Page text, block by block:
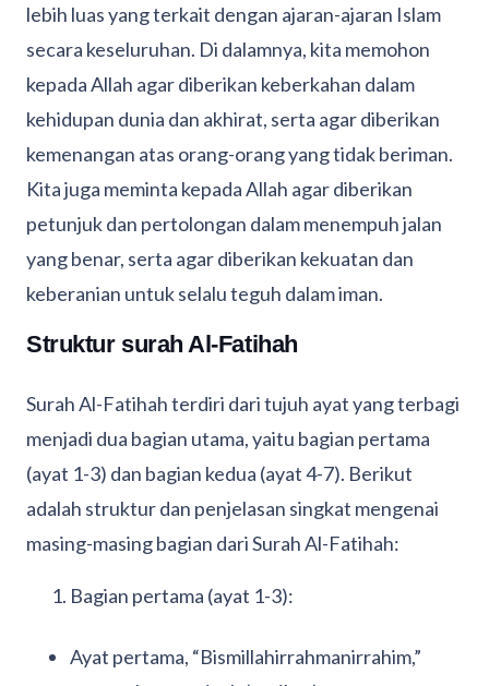
lebih luas yang terkait dengan ajaran-ajaran Islam
secara keseluruhan. Di dalamnya, kita memohon
kepada Allah agar diberikan keberkahan dalam
kehidupan dunia dan akhirat, serta agar diberikan
kemenangan atas orang-orang yang tidak beriman.
Kita juga meminta kepada Allah agar diberikan
petunjuk dan pertolongan dalam menempuh jalan
yang benar, serta agar diberikan kekuatan dan
keberanian untuk selalu teguh dalam iman.
Struktur surah Al-Fatihah
Surah Al-Fatihah terdiri dari tujuh ayat yang terbagi
menjadi dua bagian utama, yaitu bagian pertama
(ayat 1-3) dan bagian kedua (ayat 4-7). Berikut
adalah struktur dan penjelasan singkat mengenai
masing-masing bagian dari Surah Al-Fatihah:
Bagian pertama (ayat 1-3):
Ayat pertama, “Bismillahirrahmanirrahim,”